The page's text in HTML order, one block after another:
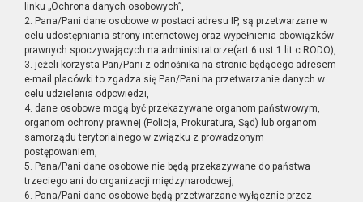
linku „Ochrona danych osobowych”,
2. Pana/Pani dane osobowe w postaci adresu IP, są przetwarzane w
celu udostępniania strony internetowej oraz wypełnienia obowiązków
prawnych spoczywających na administratorze(art.6 ust.1 lit.c RODO),
3. jeżeli korzysta Pan/Pani z odnośnika na stronie będącego adresem
e-mail placówki to zgadza się Pan/Pani na przetwarzanie danych w
celu udzielenia odpowiedzi,
4. dane osobowe mogą być przekazywane organom państwowym,
organom ochrony prawnej (Policja, Prokuratura, Sąd) lub organom
samorządu terytorialnego w związku z prowadzonym
postępowaniem,
5. Pana/Pani dane osobowe nie będą przekazywane do państwa
trzeciego ani do organizacji międzynarodowej,
6. Pana/Pani dane osobowe będą przetwarzane wyłącznie przez